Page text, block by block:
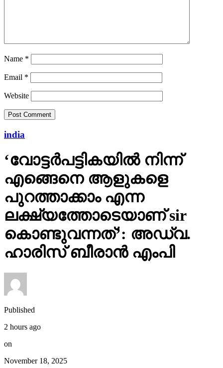
Name *
Email *
Website
india
‘വോട്ടര്‍പട്ടികയില്‍ നിന്ന്
എങ്ങെനെ ആളുകളെ
പുറത്താക്കാം എന്ന
ലക്ഷ്യത്തോടെയാണ് sir
കൊണ്ടുവന്നത്’: അഡ്വ.
ഹാരിസ് ബീരാൻ എംപി
Published
2 hours ago
on
November 18, 2025